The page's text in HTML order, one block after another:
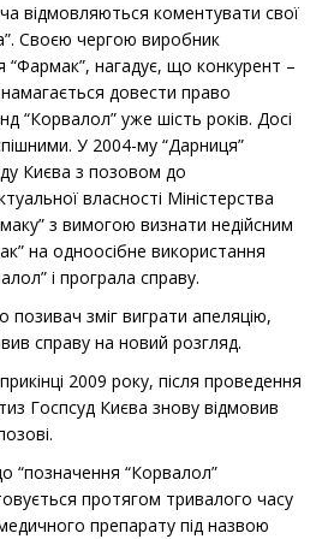
відмовляються коментувати свої
Своєю чергою виробник
“Фармак”, нагадує, що конкурент –
довести право
“Корвалол” уже шість років. Досі
У 2004-му “Дарниця”
Києва з позовом до
власності Міністерства
з вимогою визнати недійсним
на одноосібне використання
і програла справу.
зміг виграти апеляцію,
справу на новий розгляд.
2009 року, після проведення
Госпсуд Києва знову відмовив
“позначення “Корвалол”
протягом тривалого часу
препарату під назвою